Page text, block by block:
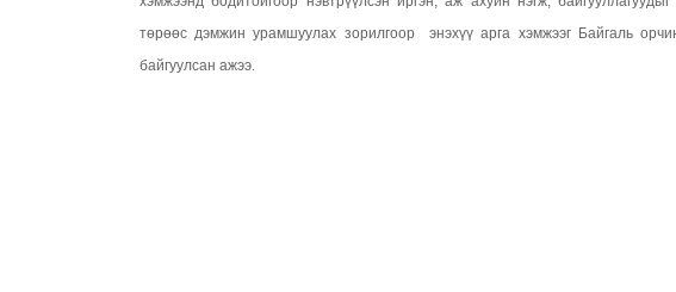
төрөөс дэмжин урамшуулах зорилгоор энэхүү арга хэмжээг Байгаль
байгуулсан ажээ.